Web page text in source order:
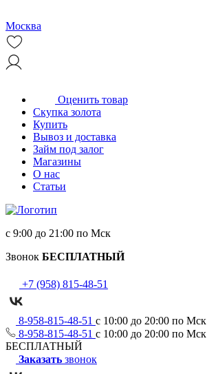
Москва
Оценить товар
Скупка золота
Купить
Вывоз и доставка
Займ под залог
Магазины
О нас
Статьи
с 9:00 до 21:00 по Мск
Звонок БЕСПЛАТНЫЙ
+7 (958) 815-48-51
8-958-815-48-51 с 10:00 до 20:00 по Мск
8-958-815-48-51 с 10:00 до 20:00 по Мск
БЕСПЛАТНЫЙ
Заказать звонок